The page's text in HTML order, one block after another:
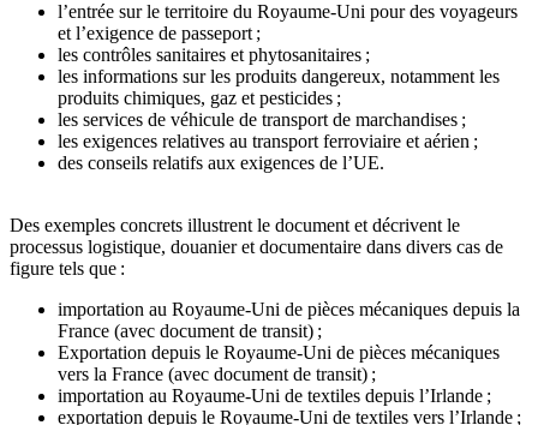
l’entrée sur le territoire du Royaume-Uni pour des voyageurs
et l’exigence de passeport ;
les contrôles sanitaires et phytosanitaires ;
les informations sur les produits dangereux, notamment les
produits chimiques, gaz et pesticides ;
les services de véhicule de transport de marchandises ;
les exigences relatives au transport ferroviaire et aérien ;
des conseils relatifs aux exigences de l’UE.
Des exemples concrets illustrent le document et décrivent le
processus logistique, douanier et documentaire dans divers cas de
figure tels que :
importation au Royaume-Uni de pièces mécaniques depuis la
France (avec document de transit) ;
Exportation depuis le Royaume-Uni de pièces mécaniques
vers la France (avec document de transit) ;
importation au Royaume-Uni de textiles depuis l’Irlande ;
exportation depuis le Royaume-Uni de textiles vers l’Irlande ;